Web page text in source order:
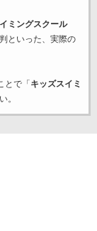
ミングスクール
といった、実際の
とで「 キッズスイミ
。